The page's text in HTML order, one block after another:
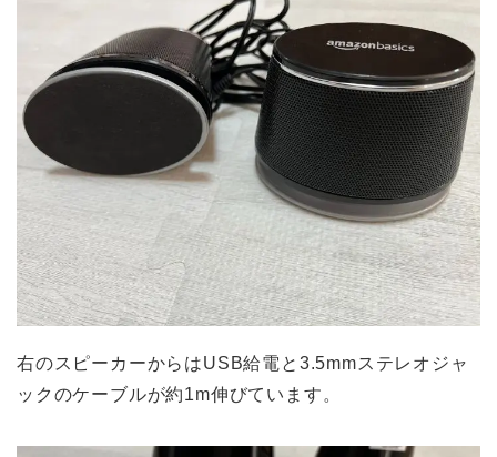
右のスピーカーからはUSB給電と3.5mmステレオジャ
ックのケーブルが約1m伸びています。